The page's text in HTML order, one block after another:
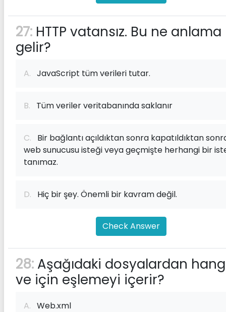
27: HTTP vatansız. Bu ne anlama
gelir?
A. JavaScript tüm verileri tutar.
B. Tüm veriler veritabanında saklanır
C. Bir bağlantı açıldıktan sonra kapatıldıktan
web sunucusu isteği veya geçmişte herhangi bir
tanımaz.
D. Hiç bir şey. Önemli bir kavram değil.
Check Answer
28: Aşağıdaki dosyalardan
ve için eşlemeyi içerir?
A. Web.xml